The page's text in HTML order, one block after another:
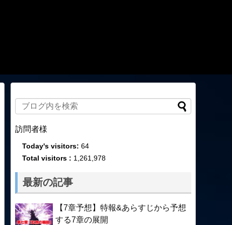
訪問者様
Today's visitors: 64
Total visitors : 1,261,978
最新の記事
【7章予想】特報&あらすじから予想
する7章の展開